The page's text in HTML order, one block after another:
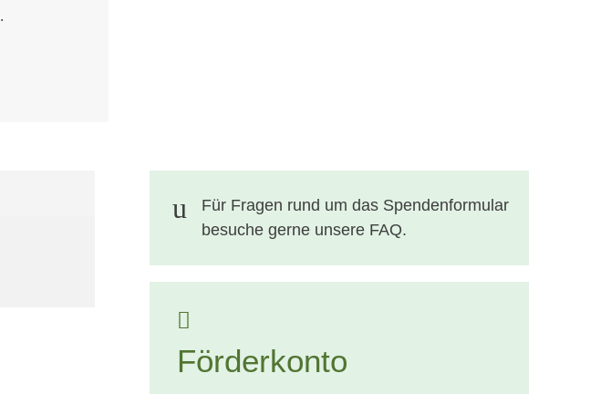
.
u
Für Fragen rund um das Spendenformular
besuche gerne unsere FAQ.

Förderkonto